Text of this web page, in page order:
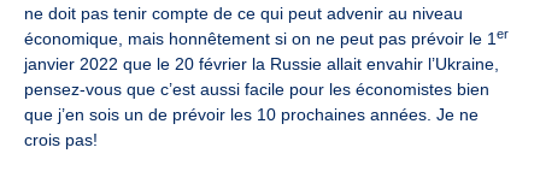
ne doit pas tenir compte de ce qui peut advenir au niveau
économique, mais honnêtement si on ne peut pas prévoir le 1er
janvier 2022 que le 20 février la Russie allait envahir l’Ukraine,
pensez-vous que c’est aussi facile pour les économistes bien
que j’en sois un de prévoir les 10 prochaines années. Je ne
crois pas!